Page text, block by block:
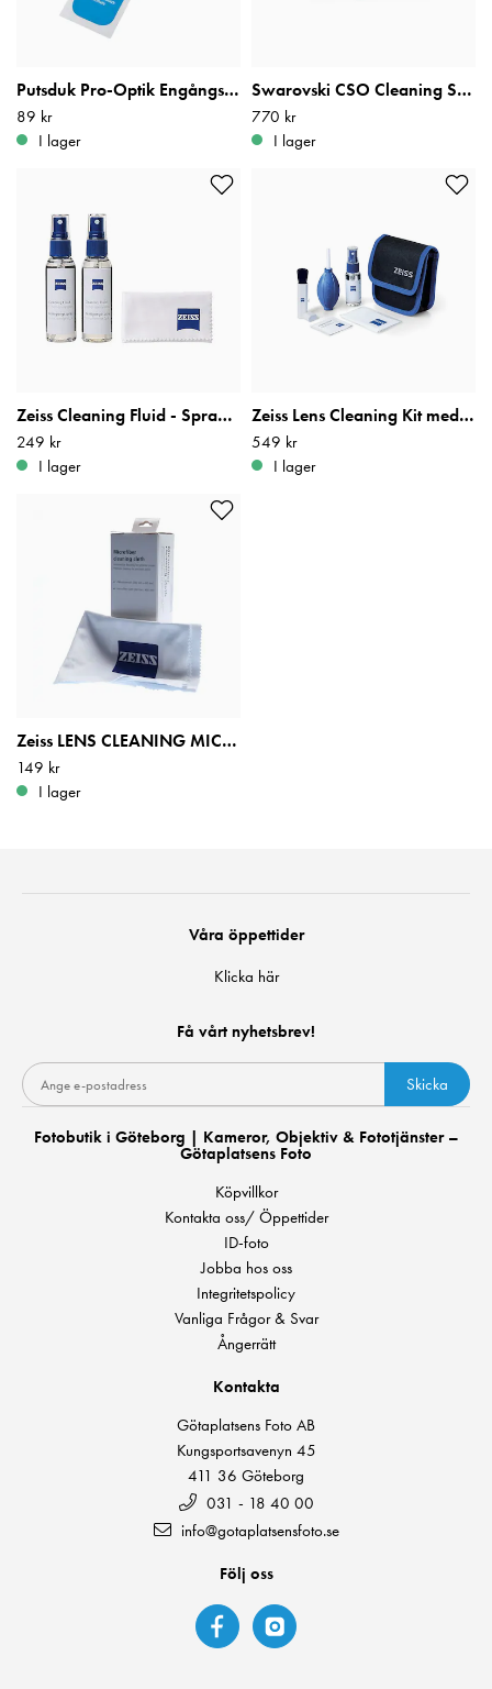
Putsduk Pro-Optik Engångsdukar 10st
Pris :89 kr
89 kr
I lager
Swarovski CSO Cleaning Set Optics
Pris: 770 kr
770 kr
I lager
Zeiss Cleaning Fluid - Spray och mikrofiberduk
Pris: 249 kr
249 kr
I lager
Zeiss Lens Cleaning Kit med Blåsbälg
Pris: 549 kr
549 kr
I lager
Zeiss LENS CLEANING MICROFIBRE CLOTH
Pris: 149 kr
149 kr
I lager
Våra öppettider
Klicka här
Få vårt nyhetsbrev!
Skicka
Fotobutik i Göteborg | Kameror, Objektiv & Fototjänster –
Götaplatsens Foto
Köpvillkor
Kontakta oss/ Öppettider
ID-foto
Jobba hos oss
Integritetspolicy
Vanliga Frågor & Svar
Ångerrätt
Kontakta
Götaplatsens Foto AB
Kungsportsavenyn 45
411 36 Göteborg
031 - 18 40 00
info@gotaplatsensfoto.se
Följ oss